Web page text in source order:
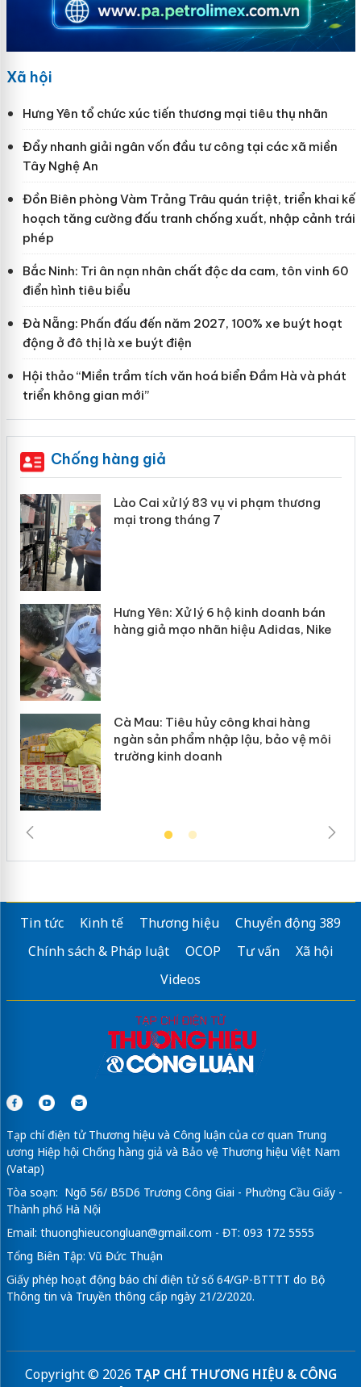
Xã hội
Hưng Yên tổ chức xúc tiến thương mại tiêu thụ nhãn
Đẩy nhanh giải ngân vốn đầu tư công tại các xã miền
Tây Nghệ An
Đồn Biên phòng Vàm Trảng Trâu quán triệt, triển khai kế
hoạch tăng cường đấu tranh chống xuất, nhập cảnh trái
phép
Bắc Ninh: Tri ân nạn nhân chất độc da cam, tôn vinh 60
điển hình tiêu biểu
Đà Nẵng: Phấn đấu đến năm 2027, 100% xe buýt hoạt
động ở đô thị là xe buýt điện
Hội thảo “Miền trầm tích văn hoá biển Đầm Hà và phát
triển không gian mới”
Chống hàng giả
Lào Cai xử lý 83 vụ vi phạm thương
mại trong tháng 7
Hưng Yên: Xử lý 6 hộ kinh doanh bán
hàng giả mạo nhãn hiệu Adidas, Nike
Cà Mau: Tiêu hủy công khai hàng
ngàn sản phẩm nhập lậu, bảo vệ môi
trường kinh doanh
Tin tức Kinh tế Thương hiệu
Chuyển động 389
Chính sách & Pháp luật
OCOP Tư vấn
Xã hội
Videos
Tạp chí điện tử Thương hiệu và Công luận của cơ quan Trung
ương Hiệp hội Chống hàng giả và Bảo vệ Thương hiệu Việt Nam
(Vatap)
Tòa soạn: Ngõ 56/ B5D6 Trương Công Giai - Phường Cầu Giấy -
Thành phố Hà Nội
Email: thuonghieucongluan@gmail.com - ĐT: 093 172 5555
Tổng Biên Tập: Vũ Đức Thuận
Giấy phép hoạt động báo chí điện tử số 64/GP-BTTTT do Bộ
Thông tin và Truyền thông cấp ngày 21/2/2020.
Copyright © 2026 TẠP CHÍ THƯƠNG HIỆU & CÔNG